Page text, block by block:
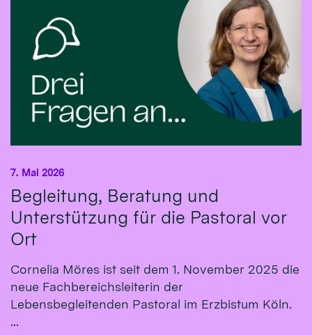
Begleitung, Beratung und
Unterstützung für die Pastoral vor
Ort
7. Mai 2026
Cornelia Möres ist seit dem 1. November 2025 die
neue Fachbereichsleiterin der
Lebensbegleitenden Pastoral im Erzbistum Köln.
...